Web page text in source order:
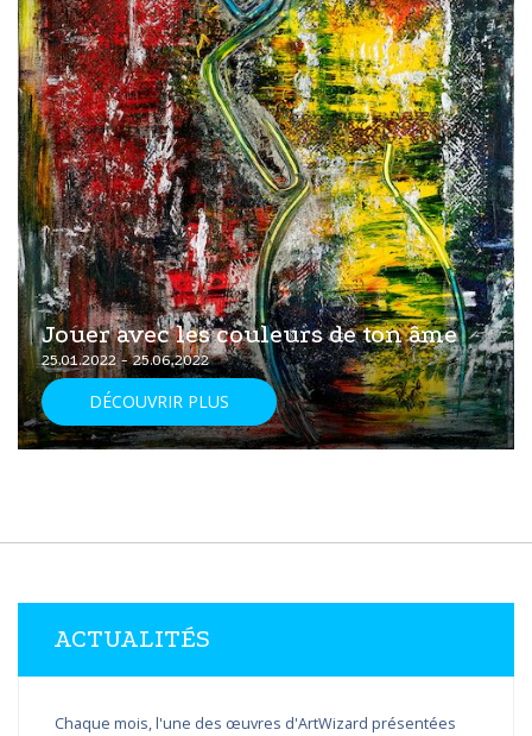
Jouer avec les couleurs de ton âme
25.01.2022 - 25.06.2022
DÉCOUVRIR PLUS
ACTUALITÉS
Chaque mois, l'une des œuvres d'ArtWizard présentées